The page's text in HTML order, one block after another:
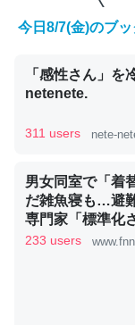
くらい。小説で
ど、短期記憶と
─GPTの仕組みと限
昆虫ってカルシ
コオロギのカル
─ニュース :: 【研
今日8/7(金)のブ
「感性さん」を
netenete.
311 users nete-
男女同室で「着
だ雑魚寝も…避
専門家「標準化
和8年熊本地震
233 users